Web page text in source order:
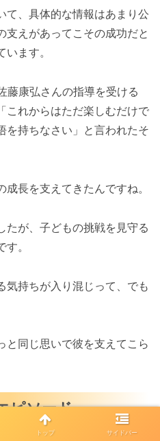
て、具体的な情報はあまり公
支えがあってこその成功だと
ます。
藤康弘さんの指導を受ける
これからはただ楽しむだけで
を持ちなさい」と言われたそ
長を支えてきたんですね。
たが、子どもの挑戦を見守る
。
気持ちが入り混じって、でも
と同じ思いで彼を支えてこら
ピソード
トップ サイドバー